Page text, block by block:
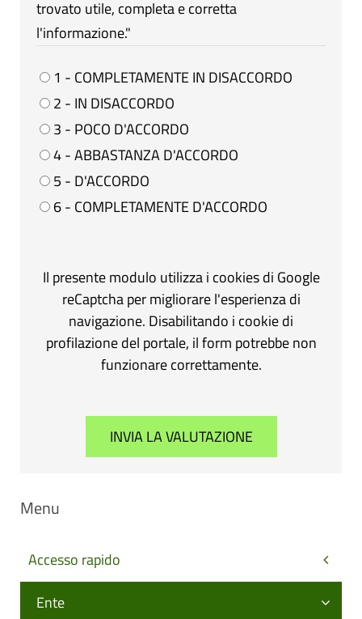
trovato utile, completa e corretta
l'informazione."
1 - COMPLETAMENTE IN DISACCORDO
2 - IN DISACCORDO
3 - POCO D'ACCORDO
4 - ABBASTANZA D'ACCORDO
5 - D'ACCORDO
6 - COMPLETAMENTE D'ACCORDO
Il presente modulo utilizza i cookies di Google
reCaptcha per migliorare l'esperienza di
navigazione. Disabilitando i cookie di
profilazione del portale, il form potrebbe non
funzionare correttamente.
Menu
Accesso rapido
Ente